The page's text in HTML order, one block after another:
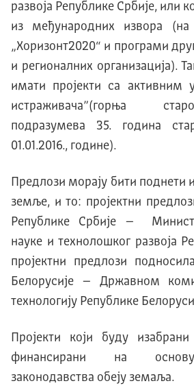
развоја Републике Србије, или
из међународних извора
„Хоризонт2020“ и програми
и регионалних организација).
имати пројекти са активним
истраживача”(горња
подразумева 35. година
01.01.2016., године).
Предлози морају бити поднети
земље, и то: пројектни
Републике Србије –
науке и технолошког развоја
пројектни предлози
Белорусије – Државном
технологију Републике
Пројекти који буду
финансирани на
законодавства обеју земаља.